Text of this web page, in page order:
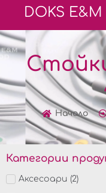
DOKS E&
Начало
Категории
Аксесоари (2)